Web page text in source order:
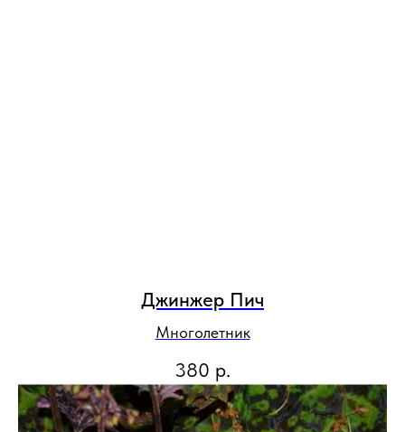
Джинжер Пич
Многолетник
380 р.